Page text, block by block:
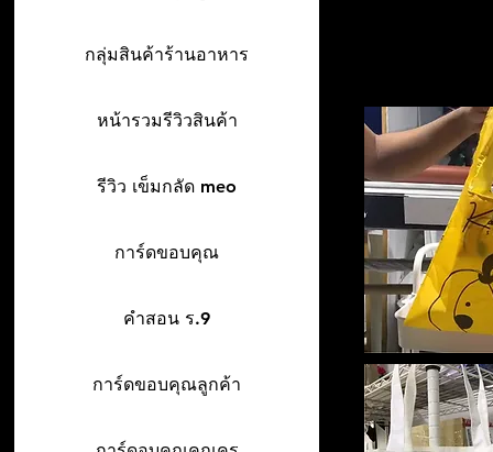
กลุ่มสินค้าร้านอาหาร
หน้ารวมรีวิวสินค้า
รีวิว เข็มกลัด meo
การ์ดขอบคุณ
คำสอน ร.9
การ์ดขอบคุณลูกค้า